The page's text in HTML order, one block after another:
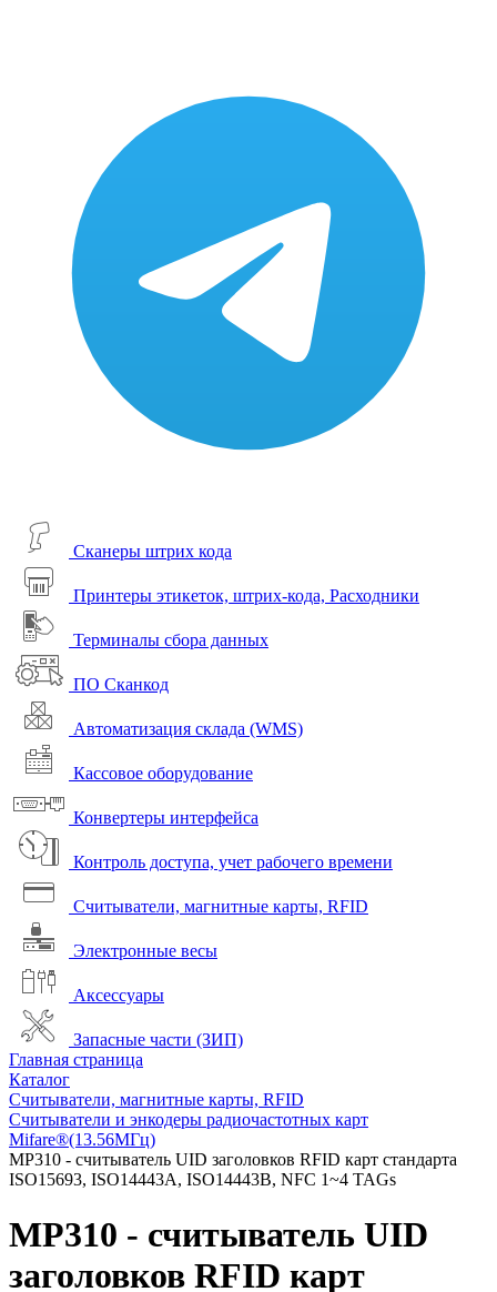
Сканеры штрих кода
Принтеры этикеток, штрих-кода, Расходники
Терминалы сбора данных
ПО Сканкод
Автоматизация склада (WMS)
Кассовое оборудование
Конвертеры интерфейса
Контроль доступа, учет рабочего времени
Считыватели, магнитные карты, RFID
Электронные весы
Аксессуары
Запасные части (ЗИП)
Главная страница
Каталог
Считыватели, магнитные карты, RFID
Считыватели и энкодеры радиочастотных карт
Mifare®(13.56МГц)
MP310 - считыватель UID заголовков RFID карт стандарта
ISO15693, ISO14443A, ISO14443B, NFC 1~4 TAGs
MP310 - считыватель UID
заголовков RFID карт